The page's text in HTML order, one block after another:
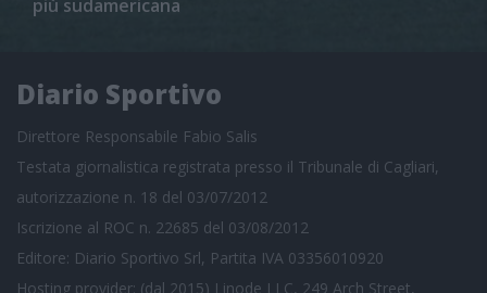
più sudamericana
Diario Sportivo
Direttore Responsabile Fabio Salis
Testata giornalistica registrata presso il Tribunale di Cagliari,
autorizzazione n. 18 del 03/07/2012
Iscrizione al ROC n. 22685 del 03/08/2012
Editore: Diario Sportivo Srl, Partita IVA 03356010920
Hosting provider: (dal 2015) Linode LLC, 249 Arch Street,